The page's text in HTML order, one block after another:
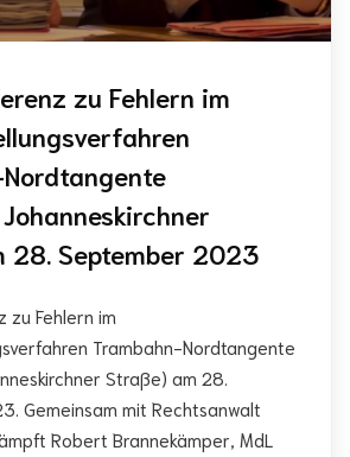
zu Fehlern im
28. September 2023
zu Fehlern im
Trambahn-Nordtangente
Straße) am 28.
Gemeinsam mit Rechtsanwalt
Robert Brannekämper, MdL